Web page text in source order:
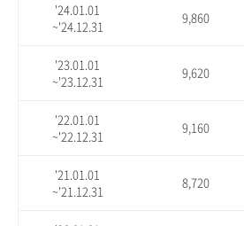
'24.01.01
~'24.12.31
9,860
'23.01.01
~'23.12.31
9,620
'22.01.01
~'22.12.31
9,160
'21.01.01
~'21.12.31
8,720